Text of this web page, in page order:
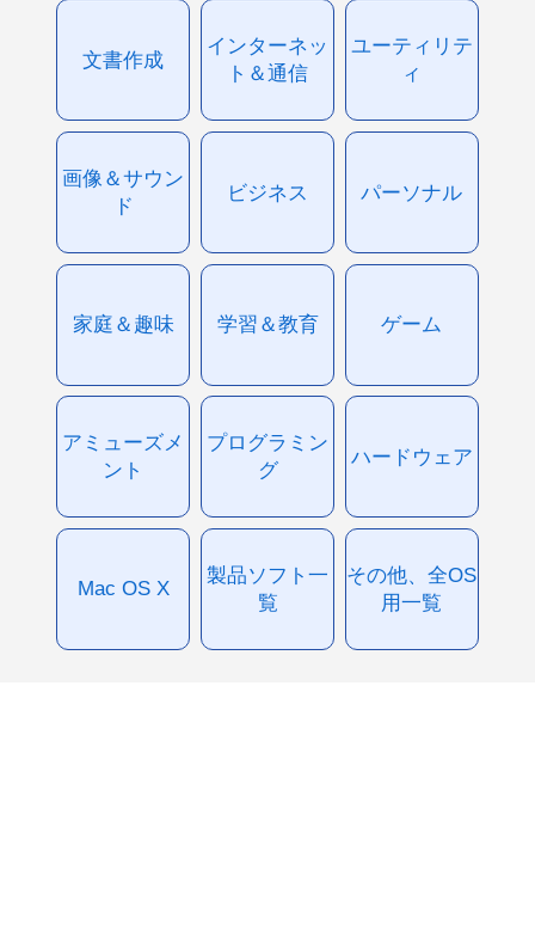
文書作成
インターネッ
ト＆通信
ユーティリテ
ィ
画像＆サウン
ド
ビジネス パーソナル
家庭＆趣味 学習＆教育 ゲーム
アミューズメ
ント
プログラミン
グ
ハードウェア
Mac OS X
製品ソフト一
覧
その他、全OS
用一覧